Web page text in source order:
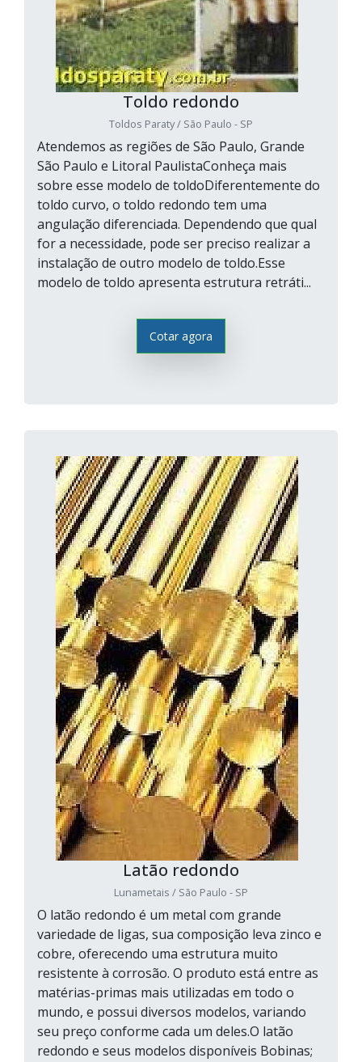
Toldo redondo
Toldos Paraty / São Paulo - SP
Atendemos as regiões de São Paulo, Grande
São Paulo e Litoral PaulistaConheça mais
sobre esse modelo de toldoDiferentemente do
toldo curvo, o toldo redondo tem uma
angulação diferenciada. Dependendo que qual
for a necessidade, pode ser preciso realizar a
instalação de outro modelo de toldo.Esse
modelo de toldo apresenta estrutura retráti...
Cotar agora
Latão redondo
Lunametais / São Paulo - SP
O latão redondo é um metal com grande
variedade de ligas, sua composição leva zinco e
cobre, oferecendo uma estrutura muito
resistente à corrosão. O produto está entre as
matérias-primas mais utilizadas em todo o
mundo, e possui diversos modelos, variando
seu preço conforme cada um deles.O latão
redondo e seus modelos disponíveis Bobinas;